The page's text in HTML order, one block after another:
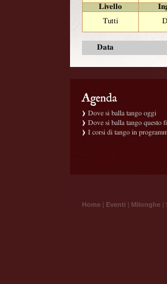
Livello
Tutti
Data
Dove si balla tango oggi
Dove si balla tango questo
I corsi di tango in
Home | Eventi | Milonghe |